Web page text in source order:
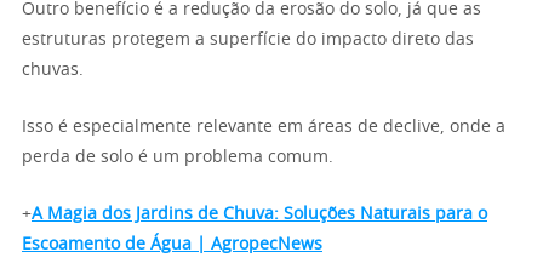
Outro benefício é a redução da erosão do solo, já que as
estruturas protegem a superfície do impacto direto das
chuvas.
Isso é especialmente relevante em áreas de declive, onde a
perda de solo é um problema comum.
+A Magia dos Jardins de Chuva: Soluções Naturais para o
Escoamento de Água | AgropecNews